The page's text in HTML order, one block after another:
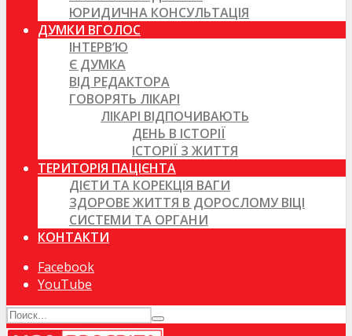
ЮРИДИЧНА КОНСУЛЬТАЦІЯ
ДУМКИ ВГОЛОС
ІНТЕРВ’Ю
Є ДУМКА
ВІД РЕДАКТОРА
ГОВОРЯТЬ ЛІКАРІ
ЛІКАРІ ВІДПОЧИВАЮТЬ
ДЕНЬ В ІСТОРІЇ
ІСТОРІЇ З ЖИТТЯ
ТЕРИТОРІЯ ПАЦІЄНТА
ДІЄТИ ТА КОРЕКЦІЯ ВАГИ
ЗДОРОВЕ ЖИТТЯ В ДОРОСЛОМУ ВІЦІ
СИСТЕМИ ТА ОРГАНИ
КОНТАКТИ
Facebook
YouTube